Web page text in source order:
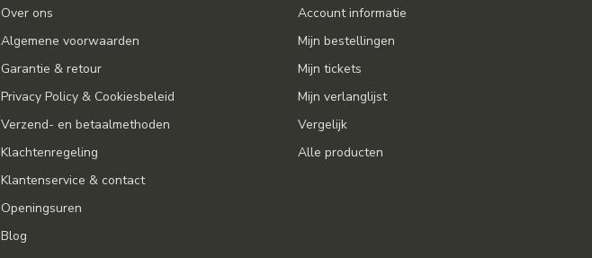
Over ons
Algemene voorwaarden
Garantie & retour
Privacy Policy & Cookiesbeleid
Verzend- en betaalmethoden
Klachtenregeling
Klantenservice & contact
Openingsuren
Blog
Account informatie
Mijn bestellingen
Mijn tickets
Mijn verlanglijst
Vergelijk
Alle producten